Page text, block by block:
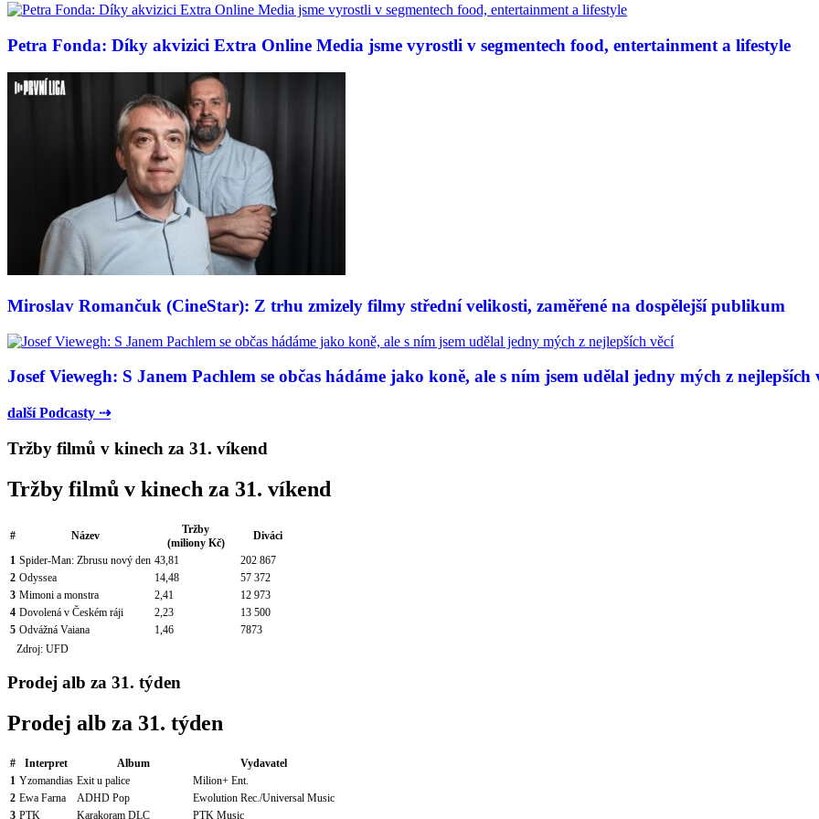
Petra Fonda: Díky akvizici Extra Online Media jsme vyrostli v segmentech food, entertainment a lifestyle
Miroslav Romančuk (CineStar): Z trhu zmizely filmy střední velikosti, zaměřené na dospělejší publikum
Josef Viewegh: S Janem Pachlem se občas hádáme jako koně, ale s ním jsem udělal jedny mých z nejlepších
další Podcasty ⇢
Tržby filmů v kinech za 31. víkend
Tržby filmů v kinech za 31. víkend
# Název
Tržby
(miliony Kč)
Diváci
1 Spider-Man: Zbrusu nový den 43,81
202 867
2 Odyssea 14,48
57 372
3 Mimoni a monstra 2,41
12 973
4 Dovolená v Českém ráji 2,23
13 500
5 Odvážná Vaiana 1,46
7873
Zdroj: UFD
Prodej alb za 31. týden
Prodej alb za 31. týden
# Interpret Album
Vydavatel
1 Yzomandias Exit u palice
Milion+ Ent.
2 Ewa Farna ADHD Pop
Ewolution Rec./Universal Music
3 PTK Karakoram DLC PTK Music